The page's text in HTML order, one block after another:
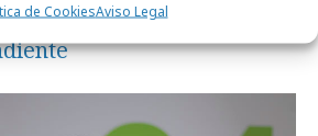
de CookiesAviso Legal
Exterior ya no es una